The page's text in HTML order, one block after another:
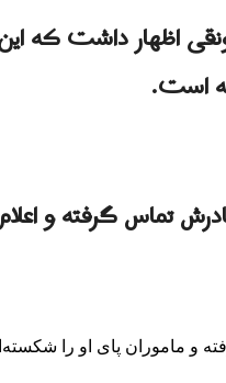
اظهار داشت که
است.
تماس گرفته و
و ماموران پای او را